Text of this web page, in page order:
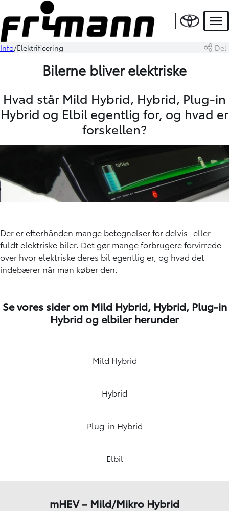
Info Elektrificering Del
Bilerne bliver elektriske
Hvad står Mild Hybrid, Hybrid, Plug-in
Hybrid og Elbil egentlig for, og hvad er
forskellen?
Der er efterhånden mange betegnelser for delvis- eller
fuldt elektriske biler. Det gør mange forbrugere forvirrede
over hvor elektriske deres bil egentlig er, og hvad det
indebærer når man køber den.
Se vores sider om Mild Hybrid, Hybrid, Plug-in
Hybrid og elbiler herunder
Mild Hybrid
Hybrid
Plug-in Hybrid
Elbil
mHEV – Mild/Mikro Hybrid